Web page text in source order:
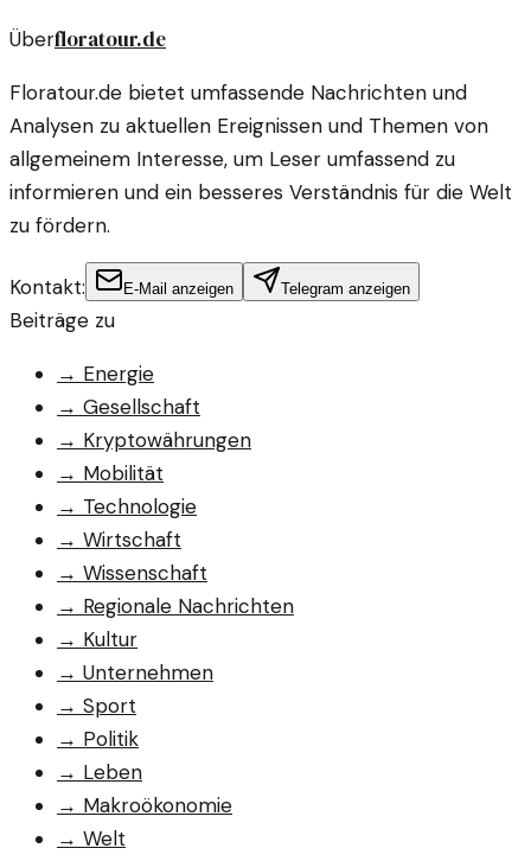
Überfloratour.de
Floratour.de bietet umfassende Nachrichten und
Analysen zu aktuellen Ereignissen und Themen von
allgemeinem Interesse, um Leser umfassend zu
informieren und ein besseres Verständnis für die Welt
zu fördern.
Kontakt: E-Mail anzeigen Telegram anzeigen
Beiträge zu
→ Energie
→ Gesellschaft
→ Kryptowährungen
→ Mobilität
→ Technologie
→ Wirtschaft
→ Wissenschaft
→ Regionale Nachrichten
→ Kultur
→ Unternehmen
→ Sport
→ Politik
→ Leben
→ Makroökonomie
→ Welt